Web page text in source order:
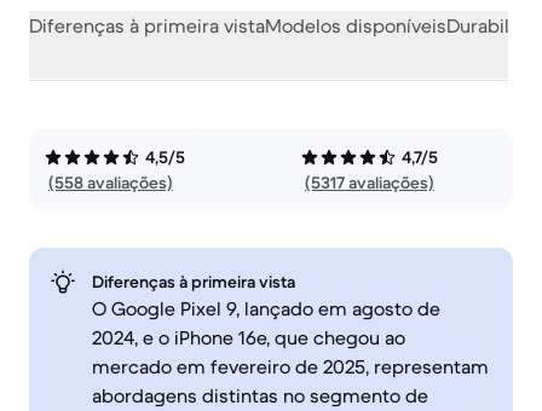
Diferenças à primeira vistaModelos disponíveis
4,5/5
(558 avaliações)
4,7/5
(5317 avaliações)
Diferenças à primeira vista
O Google Pixel 9, lançado em agosto de
2024, e o iPhone 16e, que chegou ao
mercado em fevereiro de 2025, representam
abordagens distintas no segmento de